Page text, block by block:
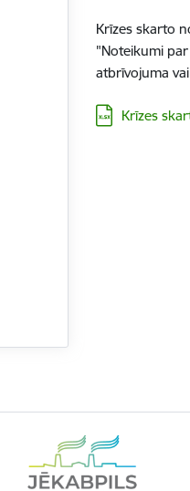
Krīzes skarto
"Noteikumi
atbrīvojuma
Lejupielādēt:
Krīzes